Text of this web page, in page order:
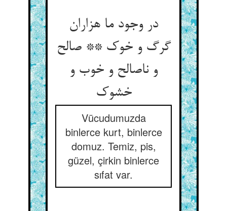
در وجود ما هزاران
گرگ و خوک ** صالح
و ناصالح و خوب و
خشوک‏
Vücudumuzda
binlerce kurt, binlerce
domuz. Temiz, pis,
güzel, çirkin binlerce
sıfat var.